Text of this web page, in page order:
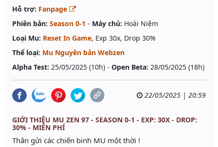
Hỗ trợ: Fanpage
Phiên bản: Season 0-1 - Máy chủ: Hoài Niệm
Loại Mu: Reset In Game, Exp 30x, Drop 30%
Thể loại: Mu Nguyên bản Webzen
Alpha Test: 25/05/2025 (10h) - Open Beta: 28/05/2025 (18h)
22/05/2025 | 20:59
GIỚI THIỆU MU ZEN 97 - SEASON 0-1 - EXP: 30X - DROP:
30% - MIỄN PHÍ
Thân gửi các chiến binh MU một thời !